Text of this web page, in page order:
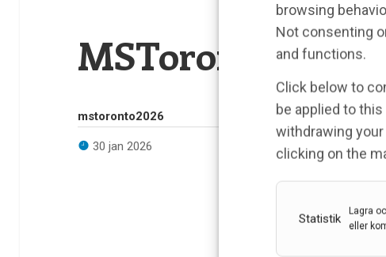
browsing
Not consenting
and functions.
Click below to
be applied to
withdrawing
clicking on the
Statistik
Lagra
eller
MSToronto2026
mstoronto2026
30 jan 2026